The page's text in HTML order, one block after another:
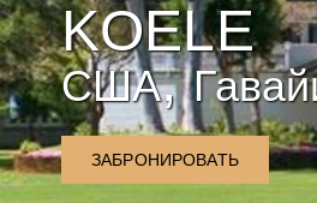
KOELE
США,
ЗАБРОНИРОВАТЬ